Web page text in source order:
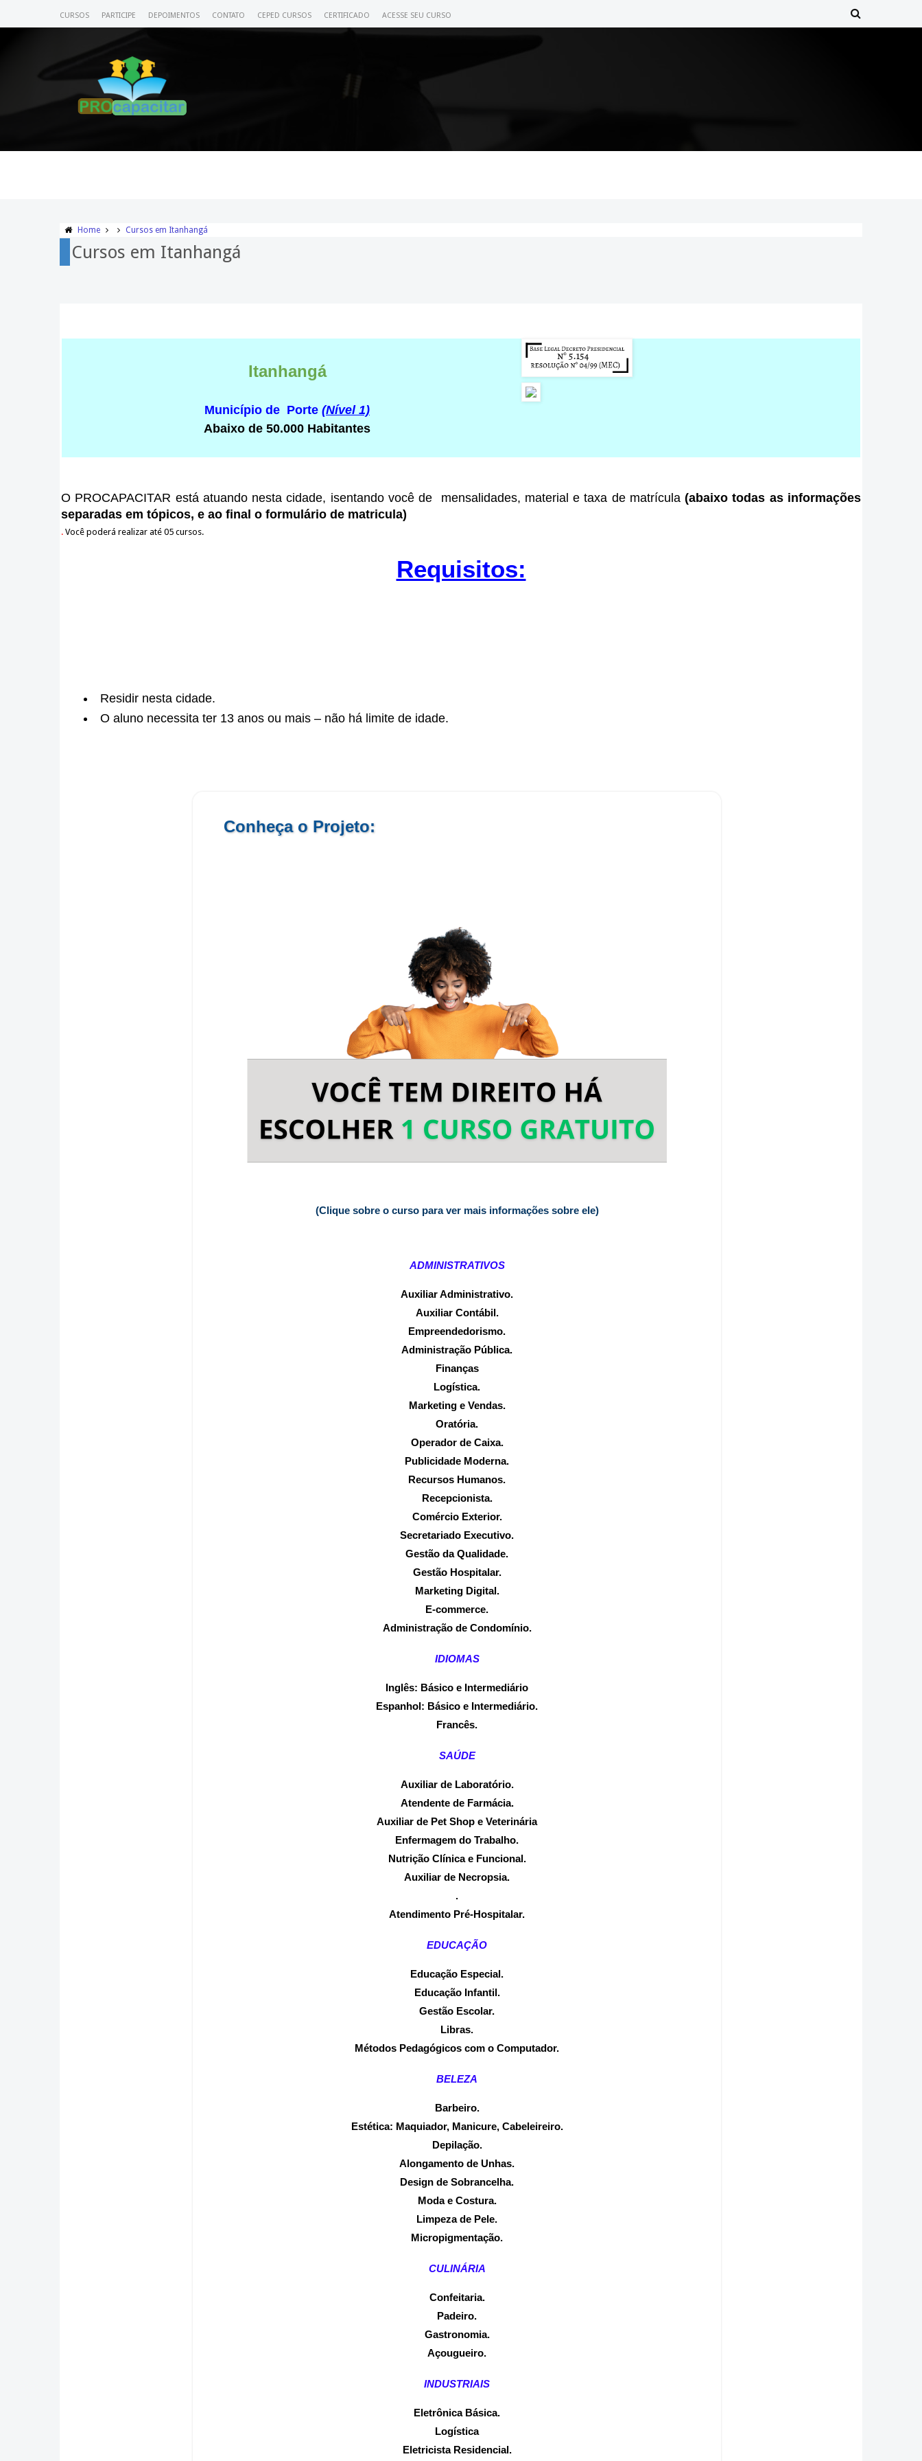
CURSOS PARTICIPE DEPOIMENTOS CONTATO CEPED CURSOS CERTIFICADO ACESSE SEU CURSO
Home Cursos em Itanhangá
Cursos em Itanhangá
Itanhangá
Município de Porte (Nível 1)
Abaixo de 50.000 Habitantes
O PROCAPACITAR está atuando nesta cidade, isentando você de mensalidades, material e taxa de matrícula(abaixo todas as informações
separadas em tópicos, e ao final o formulário de matricula)
. Você poderá realizar até 05 cursos.
Requisitos:
Residir nesta cidade.
O aluno necessita ter 13 anos ou mais – não há limite de idade.